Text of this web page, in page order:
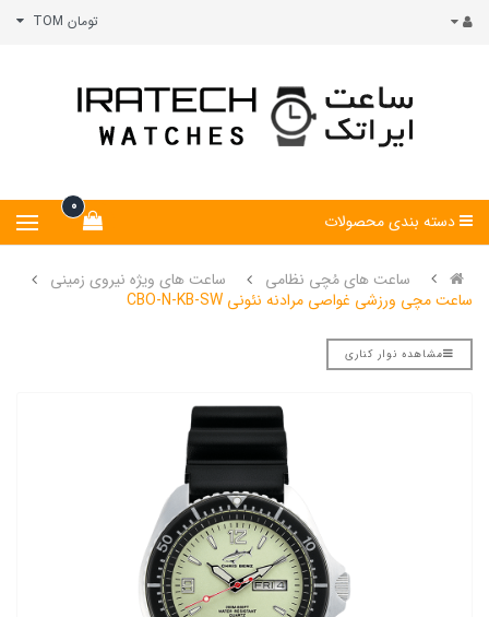
تومان TOM
0
دسته بندی محصولات
ساعت های مُچی نظامی
ساعت های ویژه نیروی زمینی
ساعت مچی ورزشی غواصی مرادنه نئونی CBO-N-KB-SW
مشاهده نوار کناری